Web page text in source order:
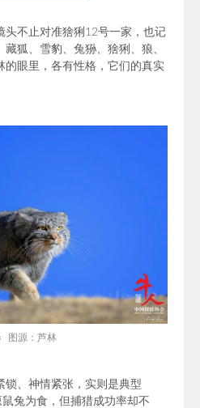
头不止对准猞猁12号一家，也记
藏狐
、雪豹、兔狲、猞猁、狼、
的眼里，各有性格，它们的真实
图源：芦林
锁、神情紧张，实则是典型
兔为食，但捕猎成功率却不